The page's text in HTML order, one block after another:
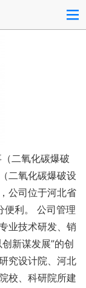
二氧化碳爆破
二氧化碳爆破设
公司位于河北省
便利。 公司管理
业技术研发、销
新谋发展”的创
究设计院、河北
校、科研院所建